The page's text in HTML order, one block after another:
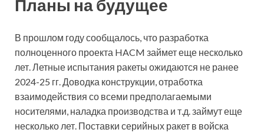
Планы на будущее
В прошлом году сообщалось, что разработка
полноценного проекта HACM займет еще несколько
лет. Летные испытания ракеты ожидаются не ранее
2024-25 гг. Доводка конструкции, отработка
взаимодействия со всеми предполагаемыми
носителями, наладка производства и т.д. займут еще
несколько лет. Поставки серийных ракет в войска